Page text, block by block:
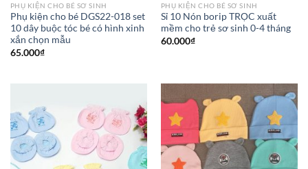
PHỤ KIỆN CHO BÉ SƠ SINH
Phụ kiện cho bé DGS22-018 set
10 dây buộc tóc bé có hình xinh
xắn chọn mẫu
65.000₫
PHỤ KIỆN CHO BÉ SƠ SINH
Sỉ 10 Nón borip TRỌC xuất
mềm cho trẻ sơ sinh 0-4 tháng
60.000₫